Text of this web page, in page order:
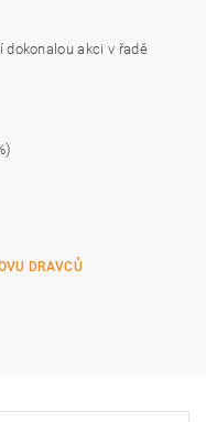
dokonalou akci v řadě
DRAVCŮ